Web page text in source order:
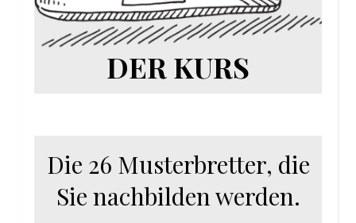
DER KURS
Die 26 Musterbretter, die
Sie nachbilden werden.